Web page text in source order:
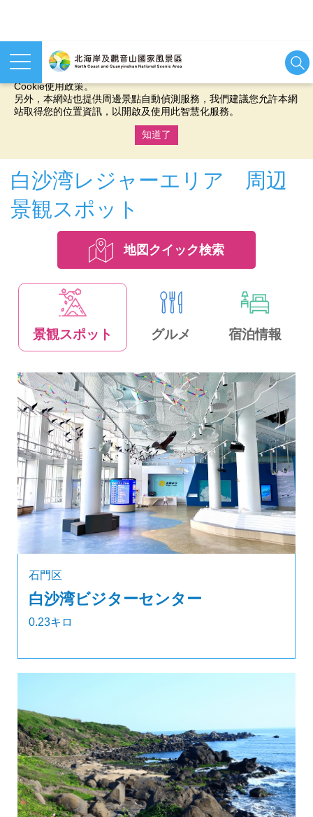
本網站使用cookies等相關技術以持續優化網站服務，並有助於為
您提供更佳的體驗，當您繼續使用本網站即表示您同意我們的
Cookie使用政策。
另外，本網站也提供周邊景點自動偵測服務，我們建議您允許本網
站取得您的位置資訊，以開啟及使用此智慧化服務。
知道了
白沙湾レジャーエリア 周辺
景観スポット
地図クイック検索
景観スポット グルメ 宿泊情報
石門区
白沙湾ビジターセンター
0.23キロ